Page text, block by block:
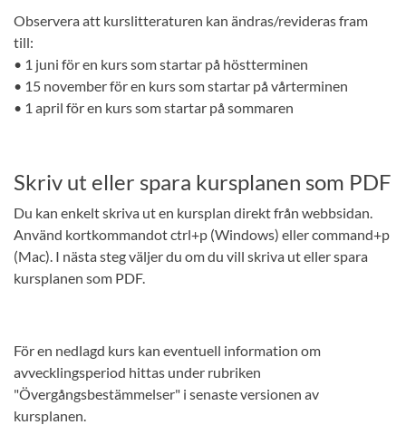
Observera att kurslitteraturen kan ändras/revideras fram
till:
• 1 juni för en kurs som startar på höstterminen
• 15 november för en kurs som startar på vårterminen
• 1 april för en kurs som startar på sommaren
Skriv ut eller spara kursplanen som PDF
Du kan enkelt skriva ut en kursplan direkt från webbsidan.
Använd kortkommandot ctrl+p (Windows) eller command+p
(Mac). I nästa steg väljer du om du vill skriva ut eller spara
kursplanen som PDF.
För en nedlagd kurs kan eventuell information om
avvecklingsperiod hittas under rubriken
"Övergångsbestämmelser" i senaste versionen av
kursplanen.